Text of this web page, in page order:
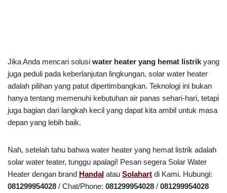
Jika Anda mencari solusi water heater yang hemat listrik yang
juga peduli pada keberlanjutan lingkungan, solar water heater
adalah pilihan yang patut dipertimbangkan. Teknologi ini bukan
hanya tentang memenuhi kebutuhan air panas sehari-hari, tetapi
juga bagian dari langkah kecil yang dapat kita ambil untuk masa
depan yang lebih baik.
Nah, setelah tahu bahwa water heater yang hemat listrik adalah
solar water teater, tunggu apalagi! Pesan segera Solar Water
Heater dengan brand Handal atau Solahart di Kami. Hubungi:
081299954028 / Chat/Phone: 081299954028 / 081299954028